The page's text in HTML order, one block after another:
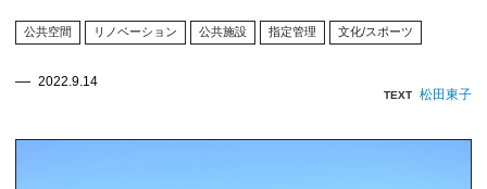
公共空間 リノベーション 公共施設 指定管理 文化/スポーツ
2022.9.14
TEXT 松田東子